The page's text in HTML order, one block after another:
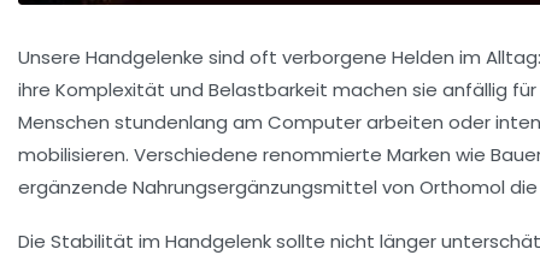
Unsere Handgelenke sind oft verborgene Helden im
ihre Komplexität und Belastbarkeit machen sie anfällig
Menschen stundenlang am Computer arbeiten oder
mobilisieren. Verschiedene renommierte Marken wie
ergänzende Nahrungsergänzungsmittel von Orthomol
Die Stabilität im Handgelenk sollte nicht länger